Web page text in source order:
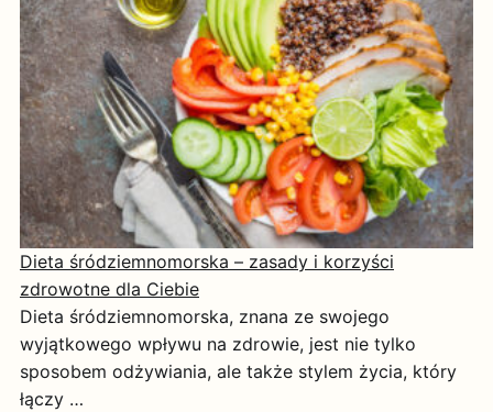
Dieta śródziemnomorska – zasady i korzyści
zdrowotne dla Ciebie
Dieta śródziemnomorska, znana ze swojego
wyjątkowego wpływu na zdrowie, jest nie tylko
sposobem odżywiania, ale także stylem życia, który
łączy …